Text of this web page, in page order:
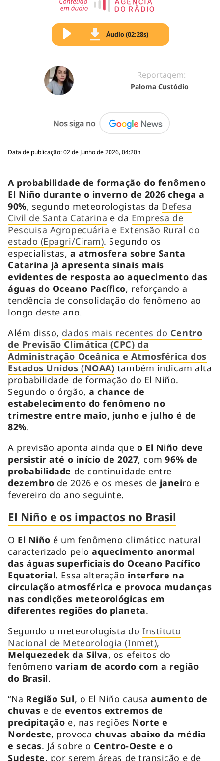
Áudio (02:28s)
Reportagem:
Paloma Custódio
Data de publicação: 02 de Junho de 2026, 04:20h
A probabilidade de formação do fenômeno
El Niño durante o inverno de 2026 chega a
90%, segundo meteorologistas da Defesa
Civil de Santa Catarina e da Empresa de
Pesquisa Agropecuária e Extensão Rural do
estado (Epagri/Ciram). Segundo os
especialistas,a atmosfera sobre Santa
Catarina já apresenta sinais mais
evidentes de resposta ao aquecimento das
águas do Oceano Pacífico, reforçando a
tendência de consolidação do fenômeno ao
longo deste ano.
Além disso, dados mais recentes do Centro
de Previsão Climática (CPC) da
Administração Oceânica e Atmosférica dos
Estados Unidos (NOAA) também indicam alta
probabilidade de formação do El Niño.
Segundo o órgão,a chance de
estabelecimento do fenômeno no
trimestre entre maio, junho e julho é de
82%.
A previsão aponta ainda queo El Niño deve
persistir até o início de 2027, com96% de
probabilidade de continuidade entre
dezembro de 2026 e os meses de janeiro e
fevereiro do ano seguinte.
El Niño e os impactos no Brasil
O El Niño é um fenômeno climático natural
caracterizado peloaquecimento anormal
das águas superficiais do Oceano Pacífico
Equatorial. Essa alteração interfere na
circulação atmosférica e provoca mudanças
nas condições meteorológicas em
diferentes regiões do planeta.
Segundo o meteorologista doInstituto
Nacional de Meteorologia (Inmet),
Melquezedek da Silva, os efeitos do
fenômeno variam de acordo com a região
do Brasil.
“Na Região Sul, o El Niño causaaumento de
chuvas e de eventos extremos de
precipitação e, nas regiões Norte e
Nordeste, provoca chuvas abaixo da média
e secas. Já sobre o Centro-Oeste e o
Sudeste, por serem áreas de transição e de